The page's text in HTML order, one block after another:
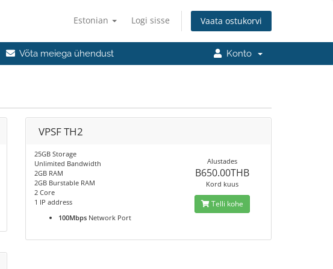
Estonian Logi sisse Vaata ostukorvi
Võta meiega ühendust Konto
VPSF TH2
25GB Storage
Unlimited Bandwidth
2GB RAM
2GB Burstable RAM
2 Core
1 IP address
100Mbps Network Port
Alustades
B650.00THB
Kord kuus
Telli kohe